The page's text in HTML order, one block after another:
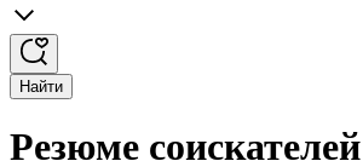
Найти
Резюме